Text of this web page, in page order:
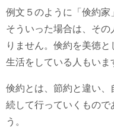
例文５のように「倹約家
そういった場合は、そ
りません。倹約を美徳
生活をしている人もいま
倹約とは、節約と違い
続して行っていくもので
う。